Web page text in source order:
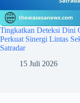
Tingkatkan Deteksi Dini
Perkuat Sinergi Lintas
Satradar
15 Juli 2026